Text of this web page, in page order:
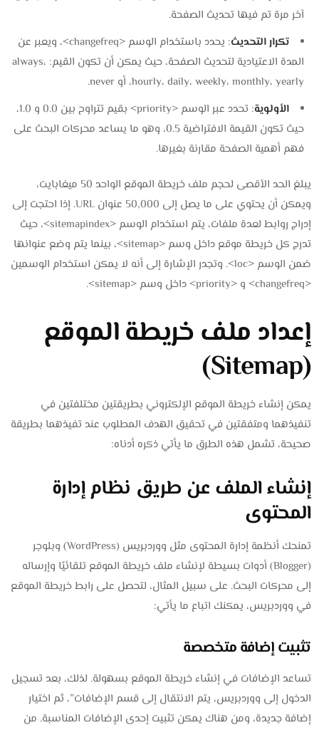
آخر مرة تم فيها تحديث الصفحة.
تكرار التحديث
: يحدد باستخدام الوسم <changefreq>، ويعبر عن
المدة الاعتيادية لتحديث الصفحة، حيث يمكن أن تكون القيم: always،
hourly، daily، weekly، monthly، yearly، أو never.
الأولوية
: تحدد عبر الوسم <priority> بقيم تتراوح بين 0.0 و 1.0،
حيث تكون القيمة الافتراضية 0.5، وهو ما يساعد محركات البحث على
فهم أهمية الصفحة مقارنة بغيرها.
يبلغ الحد الأقصى لحجم ملف خريطة الموقع الواحد 50 ميغابايت،
ويمكن أن يحتوي على ما يصل إلى 50,000 عنوان URL. إذا احتجت إلى
إدراج روابط لعدة ملفات، يتم استخدام الوسم <sitemapindex>، حيث
تدرج كل خريطة موقع داخل وسم <sitemap>، بينما يتم وضع عنوانها
ضمن الوسم <loc>. وتجدر الإشارة إلى أنه لا يمكن استخدام الوسمين
<changefreq> و <priority> داخل وسم <sitemap>.
إعداد ملف خريطة الموقع
(Sitemap)
يمكن إنشاء خريطة الموقع الإلكتروني بطريقتين مختلفتين في
تنفيذهما ومتفقتين في تحقيق الهدف المطلوب عند تفيذهما بطريقة
صحيحة، تشمل هذه الطرق ما يأتي ذكره أدناه:
إنشاء الملف عن طريق نظام إدارة
المحتوى
تمنحك أنظمة إدارة المحتوى مثل ووردبريس (WordPress) وبلوجر
(Blogger) أدوات بسيطة لإنشاء ملف خريطة الموقع تلقائيًا وإرساله
إلى محركات البحث. على سبيل المثال، لتحصل على رابط خريطة الموقع
في ووردبريس، يمكنك اتباع ما يأتي:
تثبيت إضافة متخصصة
تساعد الإضافات في إنشاء خريطة الموقع بسهولة. لذلك، بعد تسجيل
الدخول إلى ووردبريس، يتم الانتقال إلى قسم الإضافات”، ثم اختيار
إضافة جديدة، ومن هناك يمكن تثبيت إحدى الإضافات المناسبة. من